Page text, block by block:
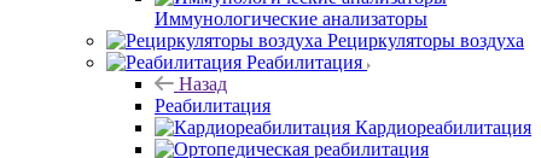
Иммунологические анализаторы
Рециркуляторы воздуха
Реабилитация
Назад
Реабилитация
Кардиореабилитация